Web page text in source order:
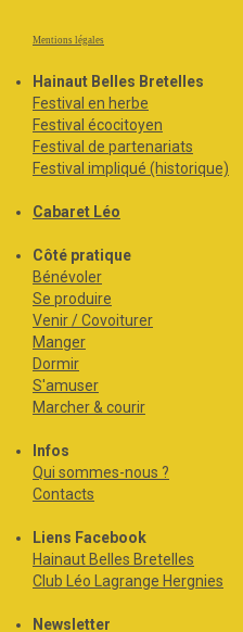
Mentions légales
Hainaut Belles Bretelles
Festival en herbe
Festival écocitoyen
Festival de partenariats
Festival impliqué (historique)
Cabaret Léo
Côté pratique
Bénévoler
Se produire
Venir / Covoiturer
Manger
Dormir
S'amuser
Marcher & courir
Infos
Qui sommes-nous ?
Contacts
Liens Facebook
Hainaut Belles Bretelles
Club Léo Lagrange Hergnies
Newsletter